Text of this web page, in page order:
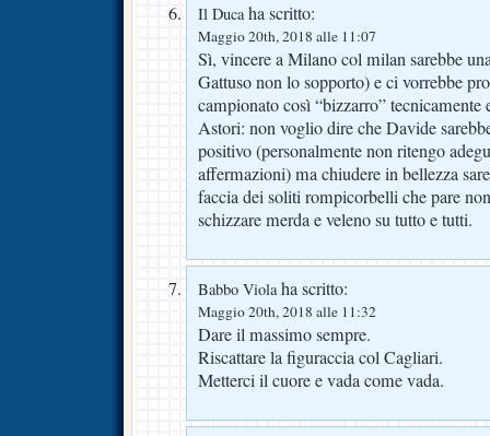
Il Ducaha scritto:
Maggio 20th, 2018 alle 11:07
Sì, vincere a Milano col milan sarebbe
Gattuso non lo sopporto) e ci vorrebbe
campionato così “bizzarro” tecnicamente
Astori: non voglio dire che Davide
positivo (personalmente non ritengo
affermazioni) ma chiudere in bellezza
faccia dei soliti rompicorbelli che pare
schizzare merda e veleno su tutto e tutti.
Babbo Violaha scritto:
Maggio 20th, 2018 alle 11:32
Dare il massimo sempre.
Riscattare la figuraccia col Cagliari.
Metterci il cuore e vada come vada.